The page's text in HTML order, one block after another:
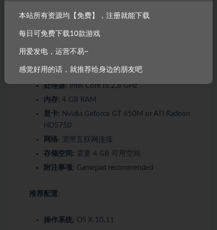
附注事项:Gamepad recommended
操作系统:OS X 10.10
处理器:Intel Core i5 2.8 GHz
内存: 4 GB RAM
显卡: Nvidia Geforce GT 650M or ATI Radeon
HD5750
网络: 宽带互联网连接
存储空间: 需要 4 GB 可用空间
附注事项: Gamepad recommended
推荐配置:
操作系统: OS X 10.11
本站所有资源均【免费】，注册就能下载
每日可免费下载10款游戏
用爱发电，运营不易~
感觉好用的话，就推荐给身边的朋友吧